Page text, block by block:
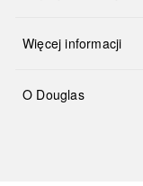
Więcej informacji
O Douglas